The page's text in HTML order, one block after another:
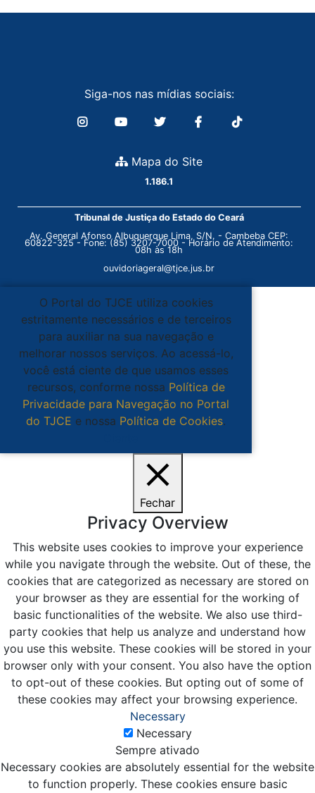
Siga-nos nas mídias sociais:
Mapa do Site
1.186.1
Tribunal de Justiça do Estado do Ceará
Av. General Afonso Albuquerque Lima, S/N. - Cambeba CEP:
60822-325 - Fone: (85) 3207-7000 - Horário de Atendimento:
08h às 18h
ouvidoriageral@tjce.jus.br
O Portal do TJCE utiliza cookies
estritamente necessários e de terceiros
para auxiliar na sua navegação e
melhorar nossos serviços. Ao acessá-lo,
você está ciente de que usamos esses
recursos, conforme nossa Política de
Privacidade para Navegação no Portal
do TJCE e nossa Política de Cookies.
Fechar
Privacy Overview
This website uses cookies to improve your experience
while you navigate through the website. Out of these, the
cookies that are categorized as necessary are stored on
your browser as they are essential for the working of
basic functionalities of the website. We also use third-
party cookies that help us analyze and understand how
you use this website. These cookies will be stored in your
browser only with your consent. You also have the option
to opt-out of these cookies. But opting out of some of
these cookies may affect your browsing experience.
Necessary
Necessary
Sempre ativado
Necessary cookies are absolutely essential for the website
to function properly. These cookies ensure basic